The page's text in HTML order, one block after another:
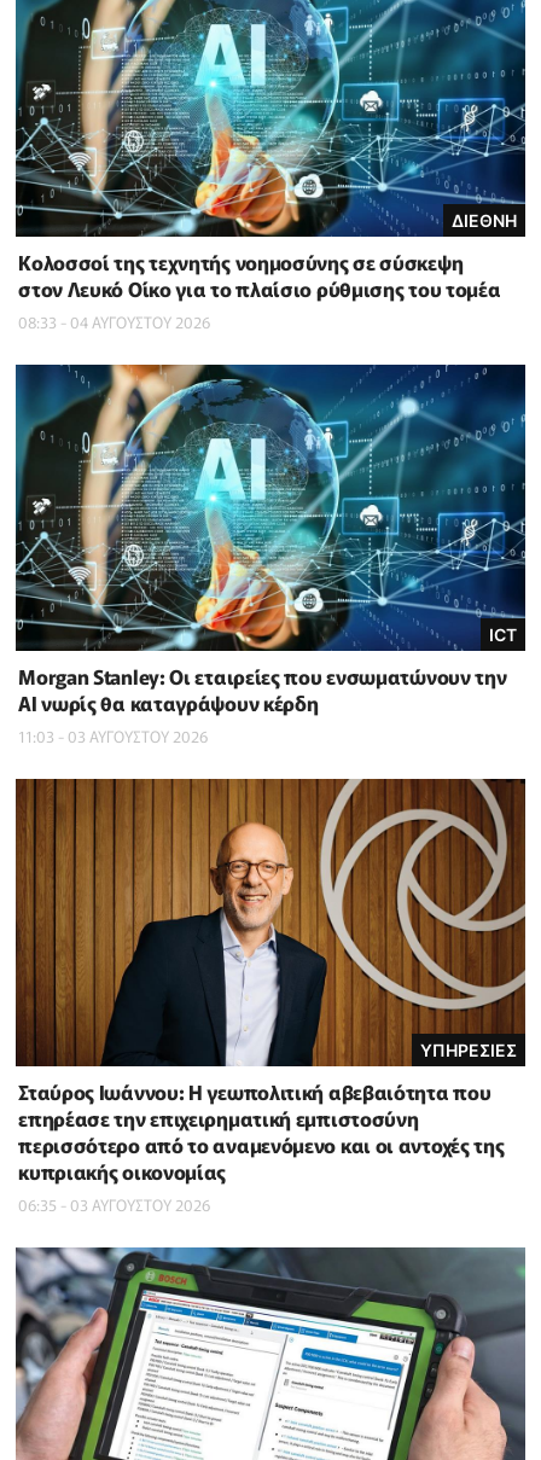
ΔΙΕΘΝΗ
Κολοσσοί της τεχνητής νοημοσύνης σε σύσκεψη
στον Λευκό Οίκο για το πλαίσιο ρύθμισης του τομέα
08:33 - 04 ΑΥΓΟΥΣΤΟΥ 2026
ICT
Morgan Stanley: Οι εταιρείες που ενσωματώνουν την
ΑΙ νωρίς θα καταγράψουν κέρδη
11:03 - 03 ΑΥΓΟΥΣΤΟΥ 2026
ΥΠΗΡΕΣΙΕΣ
Σταύρος Ιωάννου: Η γεωπολιτική αβεβαιότητα που
επηρέασε την επιχειρηματική εμπιστοσύνη
περισσότερο από το αναμενόμενο και οι αντοχές της
κυπριακής οικονομίας
06:35 - 03 ΑΥΓΟΥΣΤΟΥ 2026